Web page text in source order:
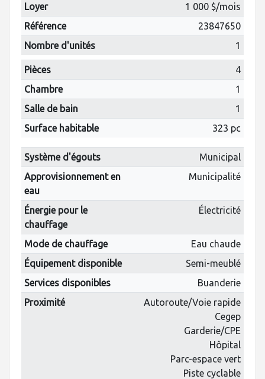
Loyer
1 000 $/mois
Référence
23847650
Nombre d'unités
1
Pièces
4
Chambre
1
Salle de bain
1
Surface habitable
323 pc
Système d'égouts
Municipal
Approvisionnement en
eau
Municipalité
Énergie pour le
chauffage
Électricité
Mode de chauffage
Eau chaude
Équipement disponible
Semi-meublé
Services disponibles
Buanderie
Proximité
Autoroute/Voie rapide
Cegep
Garderie/CPE
Hôpital
Parc-espace vert
Piste cyclable